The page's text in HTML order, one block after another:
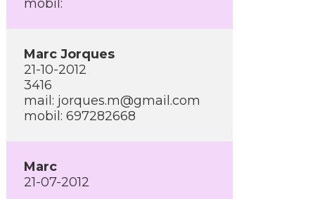
mobil:
Marc Jorques
21-10-2012
3416
mail: jorques.m@gmail.com
mobil: 697282668
Marc
21-07-2012